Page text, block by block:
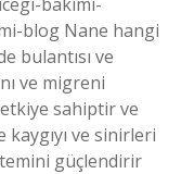
blog Nane hangi
bulantısı ve
ve migreni
etkiye sahiptir ve
ve sinirleri
güçlendirir